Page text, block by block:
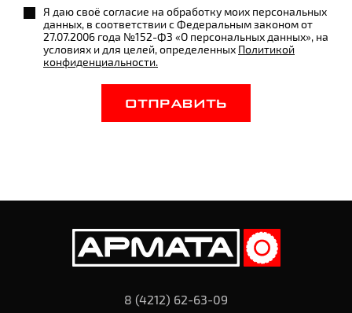
Я даю своё согласие на обработку моих персональных
данных, в соответствии с Федеральным законом от
27.07.2006 года №152-ФЗ «О персональных данных», на
условиях и для целей, определенных Политикой
конфиденциальности.
ОТПРАВИТЬ
8 (4212) 62-63-09